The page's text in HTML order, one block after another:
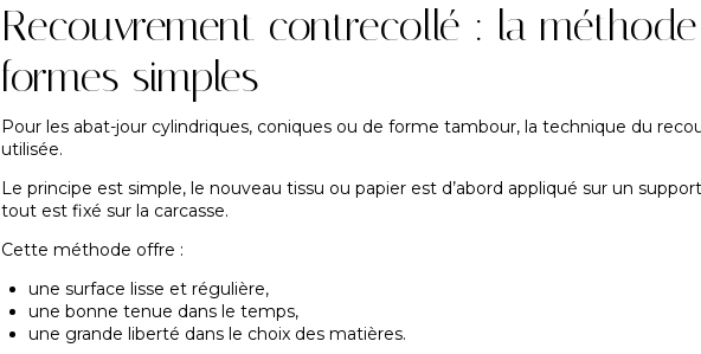
Recouvrement contrecollé : la
formes simples
Pour les abat-jour cylindriques, coniques ou de forme tambour, la technique du
utilisée.
Le principe est simple, le nouveau tissu ou papier est d’abord appliqué sur un
tout est fixé sur la carcasse.
Cette méthode offre :
une surface lisse et régulière,
une bonne tenue dans le temps,
une grande liberté dans le choix des matières.